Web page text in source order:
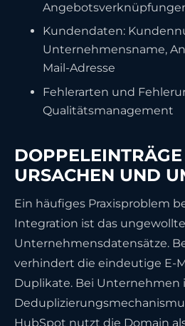
Kundendaten:
Unternehmensname,
Mail-Adresse
Fehlerarten und
Qualitätsmanagement
URSACHEN UND
Ein häufiges Praxisproblem
Integration ist das
Unternehmensdatensätze.
verhindert die eindeutige E-
Duplikate. Bei Unternehmen
HubSpot nutzt die Domain